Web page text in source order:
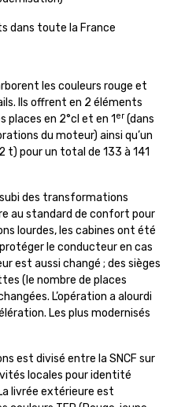
dans toute la France
les couleurs rouge et
Ils offrent en 2 éléments
places en 2°cl et en 1 er (dans
du moteur) ainsi qu’un
pour un total de 133 à 141
des transformations
au standard de confort pour
lourdes, les cabines ont été
le conducteur en cas
est aussi changé ; des sièges
(le nombre de places
L’opération a alourdi
Les plus modernisés
est divisé entre la SNCF sur
locales pour identité
livrée extérieure est